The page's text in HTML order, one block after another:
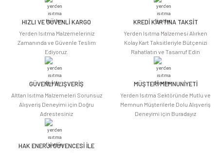
Görüş ve önerileriniz için teşekkür ederiz.
Ürün açıklamasında eksik bilgiler bulunuyor.
Ürün bilgilerinde hatalar bulunuyor.
Ürün fiyatı diğer sitelerden daha pahalı.
Bu ürüne benzer farklı alternatifler olmalı.
HIZLI VE GÜVENLİ KARGO
Yerden Isıtma Malzemeleriniz
Zamanında ve Güvenle Teslim
Ediyoruz.
KREDİ KARTINA TAKSİT
Yerden Isıtma Malzemesi Alırken
Kolay Kart Taksitleriyle Bütçenizi
Rahatlatın ve Tasarruf Edin
GÜVENLİ ALIŞVERİŞ
Alttan Isıtma Malzemeleri Sorunsuz
Alışveriş Deneyimi için Doğru
Adrestesiniz
MÜŞTERİ MEMNUNİYETİ
Yerden Isıtma Sektöründe Mutlu ve
Memnun Müşterilerle Dolu Alışveriş
Deneyimi için Buradayız
HAK ENERJİ GÜVENCESİ İLE